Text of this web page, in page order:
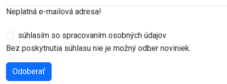
Neplatná e-mailová adresa!
súhlasím so spracovaním osobných údajov
Bez poskytnutia súhlasu nie je možný odber noviniek.
Odoberať